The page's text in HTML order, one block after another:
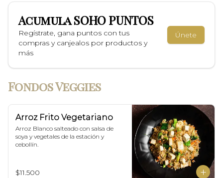
AcumulaSOHO PUNTOS
Regístrate, gana puntos con tus
compras y canjealos por productos y
más
Únete
Fondos Veggies
Arroz Frito Vegetariano
Arroz Blanco salteado con salsa de
soya y vegetales de la estación y
cebollín.
$11.500